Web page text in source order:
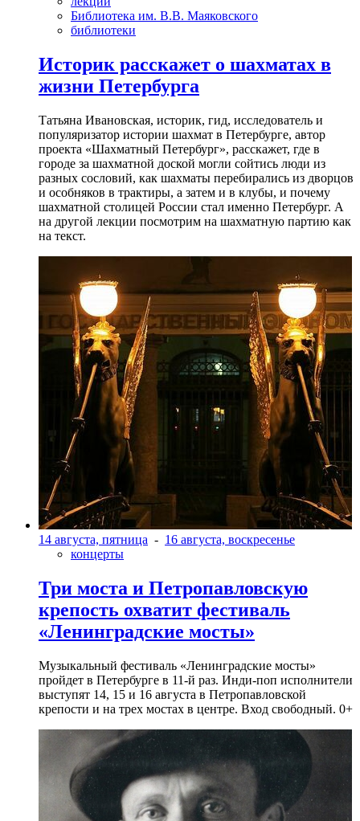
Библиотека им. В.В. Маяковского
библиотеки
Историк расскажет о шахматах в
жизни Петербурга
Татьяна Ивановская, историк, гид, исследователь и
популяризатор истории шахмат в Петербурге, автор
проекта «Шахматный Петербург», расскажет, где в
городе за шахматной доской могли сойтись люди из
разных сословий, как шахматы перебирались из дворцов
и особняков в трактиры, а затем и в клубы, и почему
шахматной столицей России стал именно Петербург. А
на другой лекции посмотрим на шахматную партию как
на текст.
14 августа, пятница - 16 августа, воскресенье
концерты
Три моста и Петропавловскую
крепость охватит фестиваль
«Ленинградские мосты»
Музыкальный фестиваль «Ленинградские мосты»
пройдет в Петербурге в 11-й раз. Инди-поп исполнители
выступят 14, 15 и 16 августа в Петропавловской
крепости и на трех мостах в центре. Вход свободный. 0+